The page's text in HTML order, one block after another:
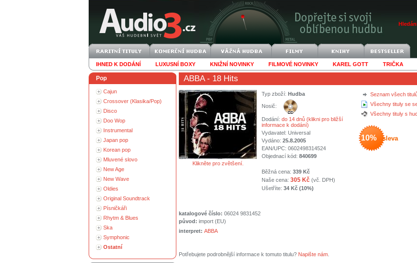
IHNED K DODÁNÍ LUXUSNÍ BOXY KNIŽNÍ NOVINKY FILMOVÉ NOVINKY KAREL GOTT TRIČKA
Pop
Cajun
Crossover (Klasika/Pop)
Disco
Doo Wop
Instrumental
Japan pop
Korean pop
Mluvené slovo
New Age
New Wave
Oldies
Original Soundtrack
Písničkáři
Rhytm & Blues
Ska
Symphonic
Ostatní
ABBA- 18 Hits
Klikněte pro zvětšení.
Seznam všech
Všechny tituly se
Všechny tituly s
10% sleva
Typ zboží: Hudba
Nosič:
Dodání: do 14 dnů (klikni pro bližší
informace k dodání)
Vydavatel: Universal
Vydáno: 25.8.2005
EAN/UPC: 0602498314524
Objednací kód: 840699
Běžná cena: 339 Kč
Naše cena: 305 Kč (vč. DPH)
Ušetříte: 34 Kč (10%)
katalogové číslo: 06024 9831452
původ: import (EU)
interpret: ABBA
Potřebujete podrobnější informace k tomuto titulu? Napište nám